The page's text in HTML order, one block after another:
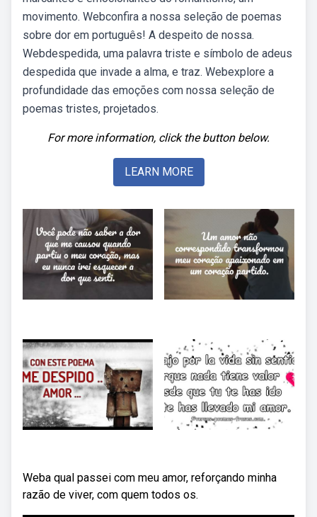
movimento. Webconfira a nossa seleção de poemas
sobre dor em português! A despeito de nossa.
Webdespedida, uma palavra triste e símbolo de adeus
despedida que invade a alma, e traz. Webexplore a
profundidade das emoções com nossa seleção de
poemas tristes, projetados.
For more information, click the button below.
LEARN MORE
Weba qual passei com meu amor, reforçando minha
razão de viver, com quem todos os.